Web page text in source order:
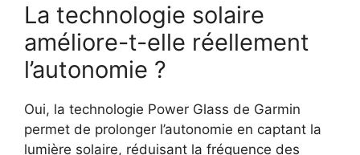
La technologie solaire
améliore-t-elle réellement
l’autonomie ?
Oui, la technologie Power Glass de Garmin
permet de prolonger l’autonomie en captant la
lumière solaire, réduisant la fréquence des